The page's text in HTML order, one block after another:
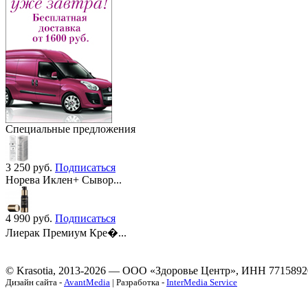
Специальные предложения
3 250 руб. Подписаться
Норева Иклен+ Сывор...
4 990 руб. Подписаться
Лиерак Премиум Кре�...
© Krasotia, 2013-2026 — ООО «Здоровье Центр», ИНН
Дизайн сайта - AvantMedia | Разработка - InterMedia Service